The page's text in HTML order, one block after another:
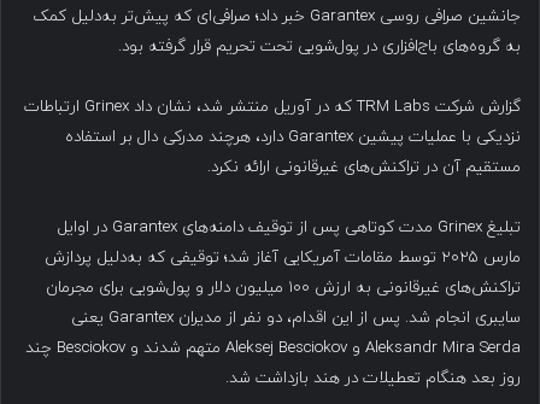
جانشین صرافی روسی Garantex خبر داد؛ صرافی‌ای که پیش‌تر به‌دلیل کمک
به گروه‌های باج‌افزاری در پول‌شویی تحت تحریم قرار گرفته بود.
گزارش شرکت TRM Labs که در آوریل منتشر شد، نشان داد Grinex ارتباطات
نزدیکی با عملیات پیشین Garantex دارد، هرچند مدرکی دال بر استفاده
مستقیم آن در تراکنش‌های غیرقانونی ارائه نکرد.
تبلیغ Grinex مدت کوتاهی پس از توقیف دامنه‌های Garantex در اوایل
مارس ۲۰۲۵ توسط مقامات آمریکایی آغاز شد؛ توقیفی که به‌دلیل پردازش
تراکنش‌های غیرقانونی به ارزش ۱۰۰ میلیون دلار و پول‌شویی برای مجرمان
سایبری انجام شد. پس از این اقدام، دو نفر از مدیران Garantex یعنی
Aleksandr Mira Serda و Aleksej Besciokov متهم شدند و Besciokov چند
روز بعد هنگام تعطیلات در هند بازداشت شد.